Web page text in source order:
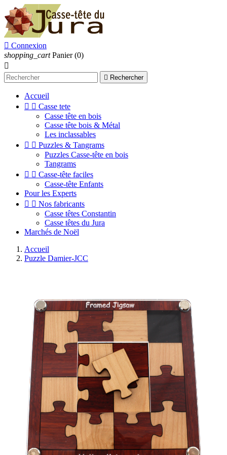
 Connexion
shopping_cart Panier (0)

 Rechercher
Accueil
  Casse tete
Casse tête en bois
Casse tête bois & Métal
Les inclassables
  Puzzles & Tangrams
Puzzles Casse-tête en bois
Tangrams
  Casse-tête faciles
Casse-tête Enfants
Pour les Experts
  Nos fabricants
Casse têtes Constantin
Casse têtes du Jura
Marchés de Noël
Accueil
Puzzle Damier-JCC